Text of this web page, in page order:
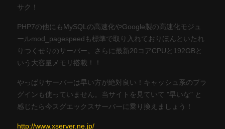
サク！
PHP7の他にもMySQLの高速化やGoogle製の高速化モジュ
ールmod_pagespeedも標準で取り入れておりほんといたれ
りつくせりのサーバー。さらに最新20コアCPUと192GBと
いう大容量メモリ搭載！！
やっぱりサーバーは早い方が絶対良い！キャッシュ系のプラ
グインも使っていません。当サイトを見ていて "早いな" と
感じたら今スグエックスサーバーに乗り換えましょう！
http://www.xserver.ne.jp/